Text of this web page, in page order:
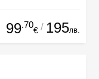
99.70
€ / 195лв.